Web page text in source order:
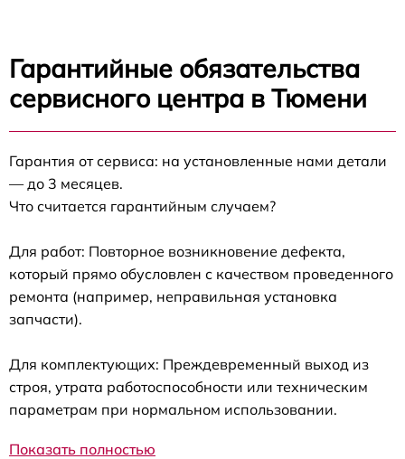
Гарантийные обязательства
сервисного центра в Тюмени
Гарантия от сервиса: на установленные нами детали
— до 3 месяцев.
Что считается гарантийным случаем?
Для работ: Повторное возникновение дефекта,
который прямо обусловлен с качеством проведенного
ремонта (например, неправильная установка
запчасти).
Для комплектующих: Преждевременный выход из
строя, утрата работоспособности или техническим
параметрам при нормальном использовании.
Показать полностью